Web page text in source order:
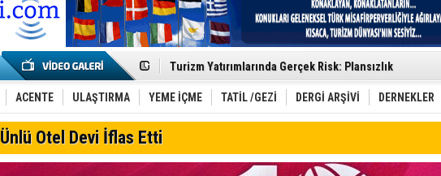
Etkinlik sektörünün Çatı Kuruluşlardan İstanbul Zirvesi
Turizm Yatırımlarında Gerçek Risk: Plansızlık
Çelebi–THY İş Birliğiyle Kenya’da Güçleniyor
Global Yatırım Holding,%38 Artış: Net Kâr 46,5 Milyon
Yabancı Dijital Platformlara Ayrıcalık Yasası
Tatilsepeti’nden Villa Tatili Modeli
Jolly ile Mezopotamya’ya Yolculuk!
LÖSEV Yaz Okulu’nda Şifa ve Neşe
Turizm geliri ilk 6 ayda 25,7 milyar dolar oldu
ACENTE ULAŞTIRMA YEME İÇME TATİL /GEZİ DERGİ ARŞİVİ DERNEKLER
Ünlü Otel Devi İflas Etti